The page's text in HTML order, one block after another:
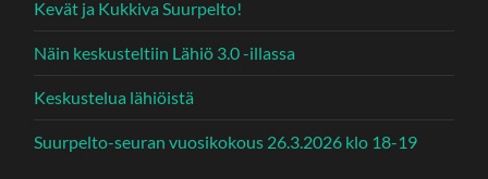
Kevät ja Kukkiva Suurpelto!
Näin keskusteltiin Lähiö 3.0 -illassa
Keskustelua lähiöistä
Suurpelto-seuran vuosikokous 26.3.2026 klo 18-19